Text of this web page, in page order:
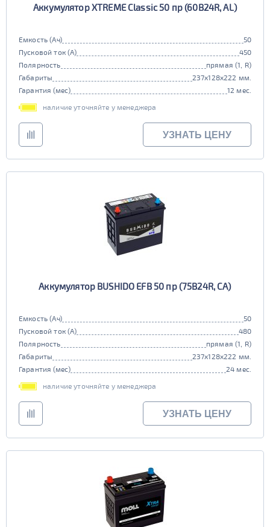
Аккумулятор XTREME Classic 50 пр (60B24R, AL)
Емкость (Ач)
50
Пусковой ток (А)
450
Полярность
прямая (1, R)
Габариты
237x128x222 мм.
Гарантия (мес)
12 мес.
наличие уточняйте у менеджера
УЗНАТЬ ЦЕНУ
Аккумулятор BUSHIDO EFB 50 пр (75B24R, CA)
Емкость (Ач)
50
Пусковой ток (А)
480
Полярность
прямая (1, R)
Габариты
237x128x222 мм.
Гарантия (мес)
24 мес.
наличие уточняйте у менеджера
УЗНАТЬ ЦЕНУ